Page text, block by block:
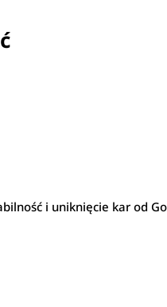
i uniknięcie kar od